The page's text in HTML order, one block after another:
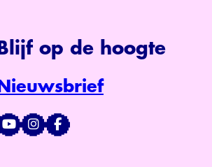
Blijf op de hoogte
Nieuwsbrief